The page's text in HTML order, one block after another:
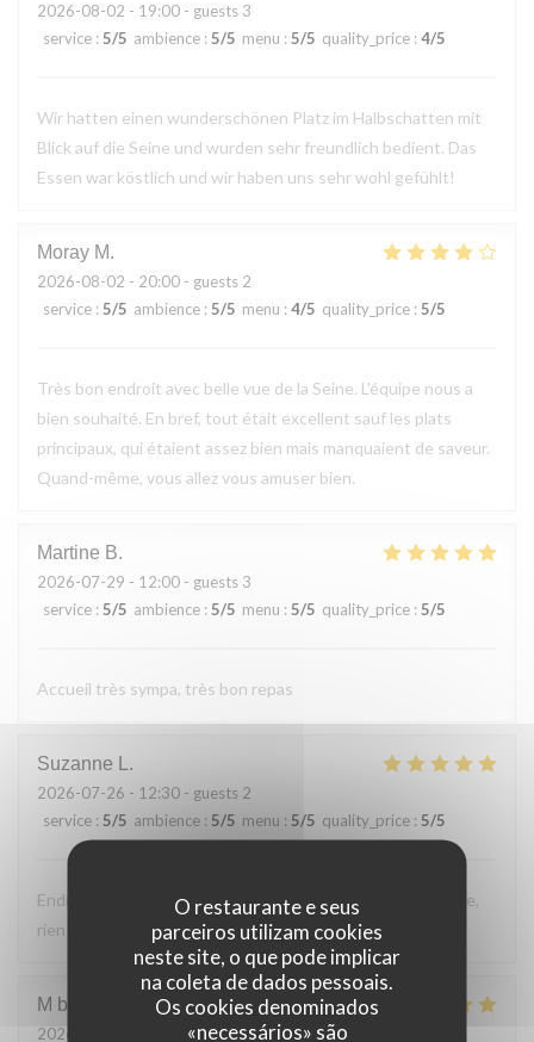
O restaurante e seus
parceiros utilizam cookies
neste site, o que pode implicar
na coleta de dados pessoais.
Os cookies denominados
«necessários» são
2026-08-02 - 19:00 - guests 3
service : 5/5 ambience : 5/5 menu : 5/5 quality_price : 4/5
Wir hatten einen wunderschönen Platz im Halbschatten mit
Blick auf die Seine und wurden sehr freundlich bedient. Das
Essen war köstlich und wir haben uns sehr wohl gefühlt!
Moray M
2026-08-02 - 20:00 - guests 2
service : 5/5 ambience : 5/5 menu : 4/5 quality_price : 5/5
Très bon endroit avec belle vue de la Seine. L'équipe nous a
bien souhaité. En bref, tout était excellent sauf les plats
principaux, qui étaient assez bien mais manquaient de saveur.
Quand-même, vous allez vous amuser bien.
Martine B
2026-07-29 - 12:00 - guests 3
service : 5/5 ambience : 5/5 menu : 5/5 quality_price : 5/5
Accueil très sympa, très bon repas
Suzanne L
2026-07-26 - 12:30 - guests 2
service : 5/5 ambience : 5/5 menu : 5/5 quality_price : 5/5
Endroit tres accueillant, service efficace, personnel aimable,
rien a reprocher sur les plats.
M bouchon
2026-07-24 - 19:30 - guests 2